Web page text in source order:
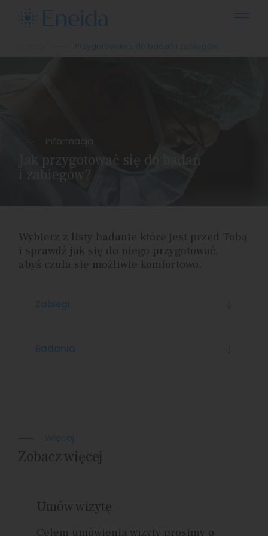
Przygotowanie do badań i zabiegów
Informacja
Jak przygotować się do badań
i zabiegów?
Wybierz z listy badanie które jest przed Tobą
i sprawdź jak się do niego przygotować,
abyś czuła się możliwie komfortowo.
Zabiegi
Badania
Więcej
Zobacz więcej
Umów wizytę
Celem umówienia wizyty prosimy o